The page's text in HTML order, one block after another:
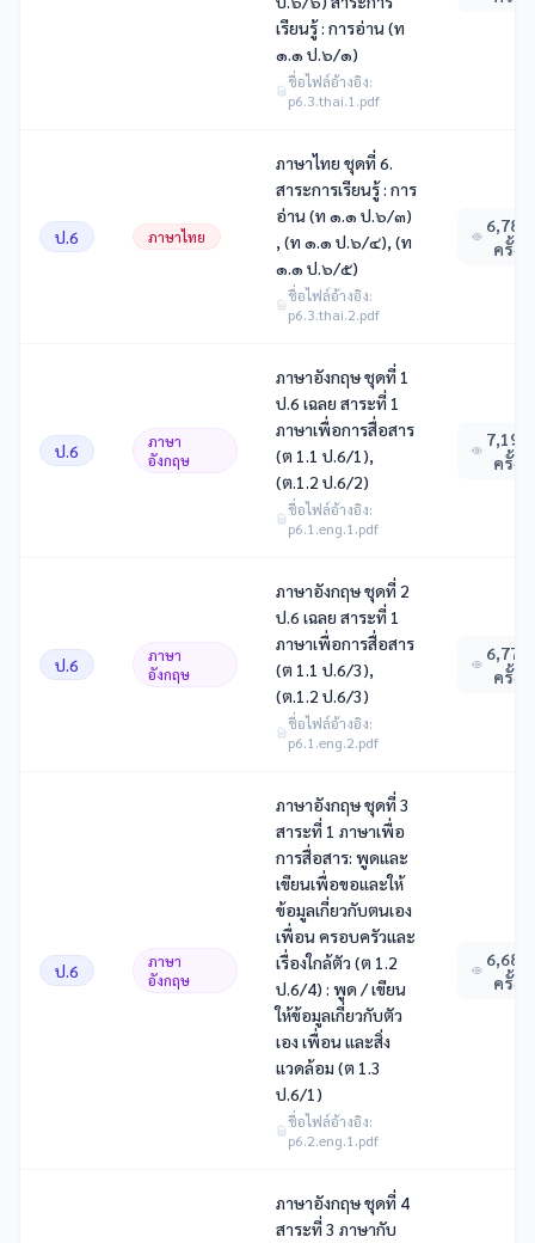
เรียนรู้ : การอ่าน (ท
๑.๑ ป.๖/๑)
ชื่อไฟล์อ้างอิง:
p6.3.thai.1.pdf
ป.6 ภาษาไทย
ภาษาไทย ชุดที่ 6.
สาระการเรียนรู้ : การ
อ่าน (ท ๑.๑ ป.๖/๓)
, (ท ๑.๑ ป.๖/๔), (ท
๑.๑ ป.๖/๕)
ชื่อไฟล์อ้างอิง:
p6.3.thai.2.pdf
6,783
ครั้ง
ป.6
ภาษา
อังกฤษ
ภาษาอังกฤษ ชุดที่ 1
ป.6 เฉลย สาระที่ 1
ภาษาเพื่อการสื่อสาร
(ต 1.1 ป.6/1),
(ต.1.2 ป.6/2)
ชื่อไฟล์อ้างอิง:
p6.1.eng.1.pdf
7,199
ครั้ง
ป.6
ภาษา
อังกฤษ
ภาษาอังกฤษ ชุดที่ 2
ป.6 เฉลย สาระที่ 1
ภาษาเพื่อการสื่อสาร
(ต 1.1 ป.6/3),
(ต.1.2 ป.6/3)
ชื่อไฟล์อ้างอิง:
p6.1.eng.2.pdf
6,777
ครั้ง
ป.6
ภาษา
อังกฤษ
ภาษาอังกฤษ ชุดที่ 3
สาระที่ 1 ภาษาเพื่อ
การสื่อสาร: พูดและ
เขียนเพื่อขอและให้
ข้อมูลเกี่ยวกับตนเอง
เพื่อน ครอบครัวและ
เรื่องใกล้ตัว (ต 1.2
ป.6/4) : พูด / เขียน
ให้ข้อมูลเกี่ยวกับตัว
เอง เพื่อน และสิ่ง
แวดล้อม (ต 1.3
ป.6/1)
ชื่อไฟล์อ้างอิง:
p6.2.eng.1.pdf
6,682
ครั้ง
ภาษาอังกฤษ ชุดที่ 4
สาระที่ 3 ภาษากับ